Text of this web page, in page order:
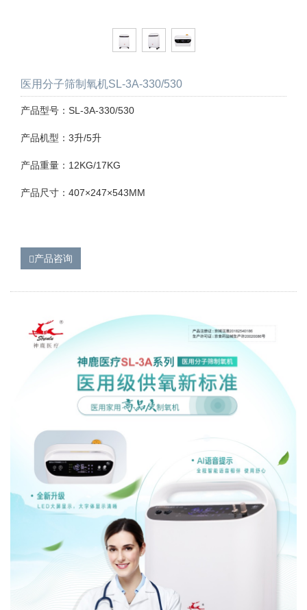
医用分子筛制氧机SL-3A-330/530
产品型号：SL-3A-330/530
产品机型：3升/5升
产品重量：12KG/17KG
产品尺寸：407×247×543MM
产品咨询